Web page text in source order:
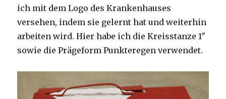
ich mit dem Logo des Krankenhauses
versehen, indem sie gelernt hat und weiterhin
arbeiten wird. Hier habe ich die Kreisstanze 1″
sowie die Prägeform Punkteregen verwendet.